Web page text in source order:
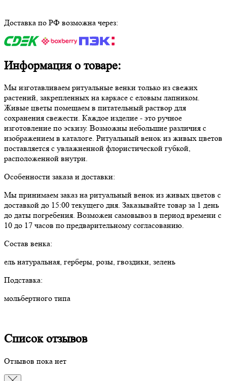
Доставка по РФ возможна через:
Информация о товаре:
Мы изготавливаем ритуальные венки только из свежих
растений, закрепленных на каркасе с еловым лапником.
Живые цветы помещаем в питательный раствор для
сохранения свежести. Каждое изделие - это ручное
изготовление по эскизу. Возможны небольшие различия с
изображением в каталоге. Ритуальный венок из живых цветов
поставляется с увлажненной флористической губкой,
расположенной внутри.
Особенности заказа и доставки:
Мы принимаем заказ на ритуальный венок из живых цветов с
доставкой до 15:00 текущего дня. Заказывайте товар за 1 день
до даты погребения. Возможен самовывоз в период времени с
10 до 17 часов по предварительному согласованию.
Состав венка:
ель натуральная, герберы, розы, гвоздики, зелень
Подставка:
мольбертного типа
Список отзывов
Отзывов пока нет